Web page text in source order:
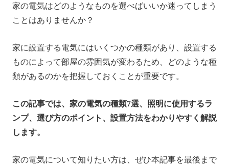
照明に使用するランプ
照明の設置方法
家の電気を快適に使用するなら太陽光発電が最適！
家の電気はどのようなものを選べばいいか迷ってしまう
ことはありませんか？
家に設置する電気にはいくつかの種類があり、設置する
ものによって部屋の雰囲気が変わるため、どのような種
類があるのかを把握しておくことが重要です。
この記事では、家の電気の種類7選、照明に使用するラ
ンプ、選び方のポイント、設置方法をわかりやすく解説
します。
家の電気について知りたい方は、ぜひ本記事を最後まで